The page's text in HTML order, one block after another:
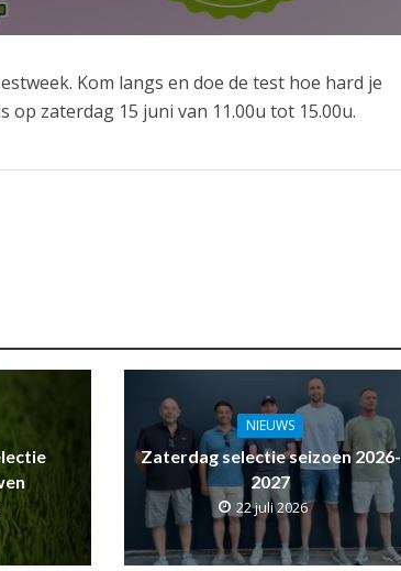
Kom langs en doe de test hoe hard je
op zaterdag 15 juni van 11.00u tot 15.00u.
NIEUWS
Zaterdag selectie seizoen 2026-
2027
22 juli 2026